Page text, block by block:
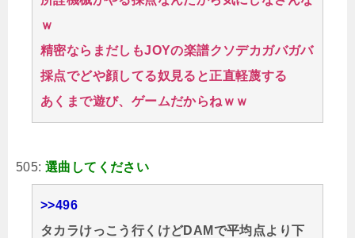
ｗ
精密ならまだしもJOYの楽譜クソデカガバガバ
採点でどや顔してる奴見ると正直軽蔑する
あくまで遊び、ゲームだからねｗｗ
505: 選曲してください
>>496
タカラけっこう行くけどDAMで平均点より下